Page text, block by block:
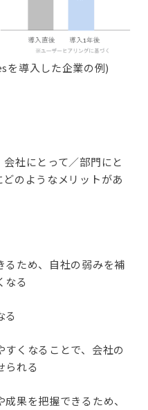
導入した企業の例)
会社にとって／部門にと
のようなメリットがあ
るため、自社の弱みを補
なる
る
すくなることで、会社の
られる
果を把握できるため、